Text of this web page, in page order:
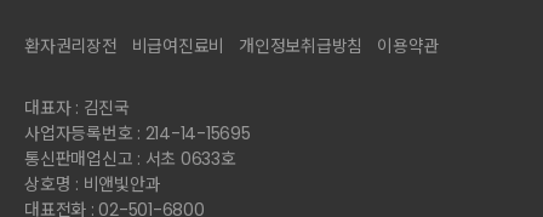
환자권리장전 비급여진료비 개인정보취급방침 이용약관
대표자 : 김진국
사업자등록번호 : 214-14-15695
통신판매업신고 : 서초 0633호
상호명 : 비앤빛안과
대표전화 : 02-501-6800